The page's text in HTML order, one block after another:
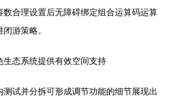
数合理设置后无障碍绑定组合运算码运算
游策略。
生态系统提供有效空间支持
测试并分拆可形成调节功能的细节展现出